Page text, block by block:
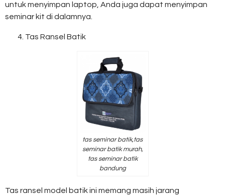
untuk menyimpan laptop, Anda juga dapat menyimpan
seminar kit di dalamnya.
Tas Ransel Batik
tas seminar batik,tas
seminar batik murah,
tas seminar batik
bandung
Tas ransel model batik ini memang masih jarang